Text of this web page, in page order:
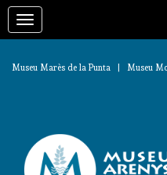
Vés
contingutToggle
Museu Marès de la Punta | Museu